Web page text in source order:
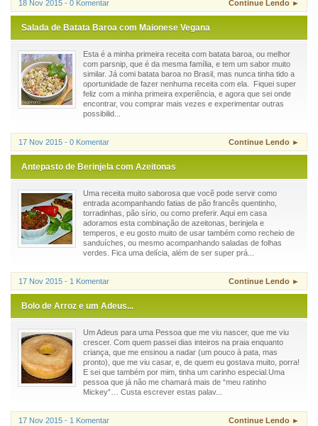
18 Nov 2015 - 0 Komentar Continue Lendo ►
Salada de Batata Baroa com Maionese Vegana
Esta é a minha primeira receita com batata baroa, ou melhor
com parsnip, que é da mesma família, e tem um sabor muito
similar. Já comi batata baroa no Brasil, mas nunca tinha tido a
oportunidade de fazer nenhuma receita com ela. Fiquei super
feliz com a minha primeira experiência, e agora que sei onde
encontrar, vou comprar mais vezes e experimentar outras
possibilid...
17 Nov 2015 - 0 Komentar Continue Lendo ►
Antepasto de Berinjela com Azeitonas
Uma receita muito saborosa que você pode servir como
entrada acompanhando fatias de pão francês quentinho,
torradinhas, pão sírio, ou como preferir. Aqui em casa
adoramos esta combinação de azeitonas, berinjela e
temperos, e eu gosto muito de usar também como recheio de
sanduíches, ou mesmo acompanhando saladas de folhas
verdes. Fica uma delícia, além de ser super prá...
17 Nov 2015 - 1 Komentar Continue Lendo ►
Bolo de Arroz e um Adeus...
Um Adeus para uma Pessoa que me viu nascer, que me viu
crescer. Com quem passei dias inteiros na praia enquanto
criança, que me ensinou a nadar (um pouco à pata, mas
pronto), que me viu casar, e, de quem eu gostava muito, porra!
E sei que também por mim, tinha um carinho especial.Uma
pessoa que já não me chamará mais de “meu ratinho
Mickey”… Custa escrever estas palav...
17 Nov 2015 - 1 Komentar Continue Lendo ►